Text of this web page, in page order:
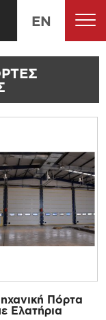
EN
Πόρτα
Ελατήρια